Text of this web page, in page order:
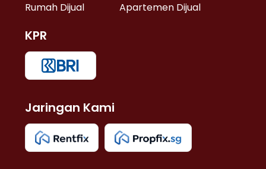
Rumah Dijual Apartemen Dijual
KPR
Jaringan Kami